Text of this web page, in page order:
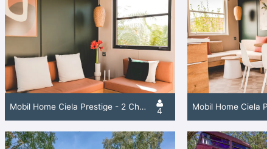
Mobil Home Ciela Prestige - 2 Chambres - 1 Salle De Bain - Draps, Serviettes Et Plancha Inclus 4